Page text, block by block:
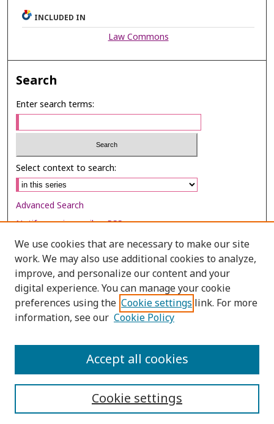
INCLUDED IN
Law Commons
Search
Enter search terms:
Select context to search:
Advanced Search
Notify me via email orRSS
Browse
Collections
Disciplines
Authors
We use cookies that are necessary to make our site
work. We may also use additional cookies to analyze,
improve, and personalize our content and your
digital experience. You can manage your cookie
preferences using the Cookie settings link. For more
information, see our Cookie Policy
Cookie settings
Accept all cookies